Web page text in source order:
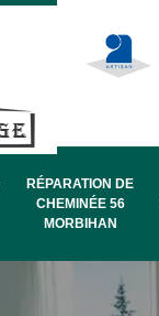
RÉPARATION DE
CHEMINÉE 56
MORBIHAN